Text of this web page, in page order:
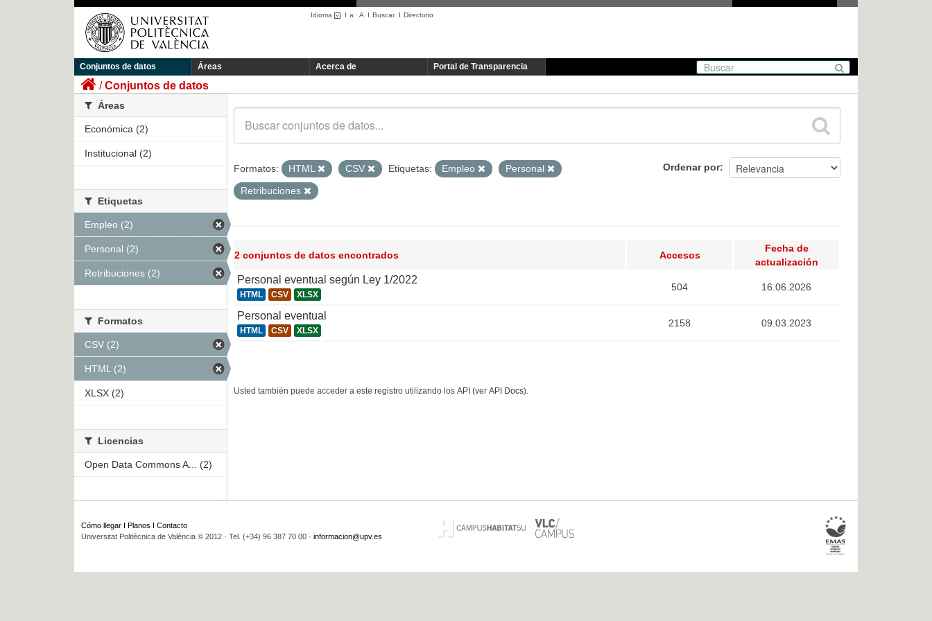
Idioma I a ·A I BuscarI Directorio
Conjuntos de datos Áreas Acerca de Portal de Transparencia
Conjuntos de datos
Ordenar por
Formatos: HTML CSV Etiquetas: Empleo
Personal
Retribuciones
2 conjuntos de datos encontrados Accesos
Fecha de
actualización
Personal eventual según Ley 1/2022
HTML CSV XLSX
504 16.06.2026
Personal eventual
HTML CSV XLSX
2158 09.03.2023
Usted también puede acceder a este registro utilizando los API (ver API Docs).
Áreas
Económica (2)
Institucional (2)
Etiquetas
Empleo (2)
Personal (2)
Retribuciones (2)
Formatos
CSV (2)
HTML (2)
XLSX (2)
Licencias
Open Data Commons A... (2)
Cómo llegar Planos
Contacto
Universitat Politècnica de València © 2012 · Tel. (+34) 96 387 70 00 · informacion@upv.es